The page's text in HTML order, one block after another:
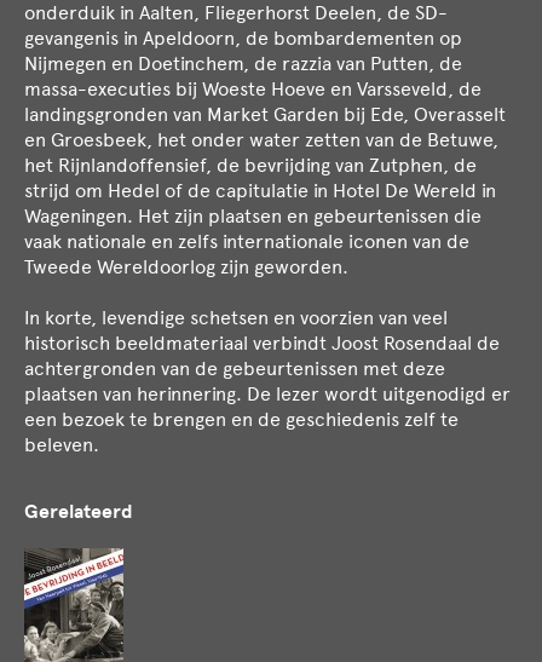
onderduik in Aalten, Fliegerhorst Deelen, de SD-
gevangenis in Apeldoorn, de bombardementen op
Nijmegen en Doetinchem, de razzia van Putten, de
massa-executies bij Woeste Hoeve en Varsseveld, de
landingsgronden van Market Garden bij Ede, Overasselt
en Groesbeek, het onder water zetten van de Betuwe,
het Rijnlandoffensief, de bevrijding van Zutphen, de
strijd om Hedel of de capitulatie in Hotel De Wereld in
Wageningen. Het zijn plaatsen en gebeurtenissen die
vaak nationale en zelfs internationale iconen van de
Tweede Wereldoorlog zijn geworden.
In korte, levendige schetsen en voorzien van veel
historisch beeldmateriaal verbindt Joost Rosendaal de
achtergronden van de gebeurtenissen met deze
plaatsen van herinnering. De lezer wordt uitgenodigd er
een bezoek te brengen en de geschiedenis zelf te
beleven.
Gerelateerd